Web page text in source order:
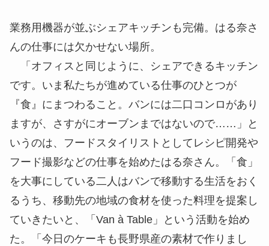
業務用機器が並ぶシェアキッチンも完備。はる奈さ
んの仕事には欠かせない場所。
「オフィスと同じように、シェアできるキッチン
です。いま私たちが進めている仕事のひとつが
『食』にまつわること。バンには二口コンロがあり
ますが、さすがにオーブンまではないので……」と
いうのは、フードスタイリストとしてレシピ開発や
フード撮影などの仕事を始めたはる奈さん。「食」
を大事にしている二人はバンで移動する生活をおく
るうち、移動先の地域の食材を使った料理を提案し
ていきたいと、「Van à Table」という活動を始め
た。「今日のケーキも長野県産の素材で作りまし